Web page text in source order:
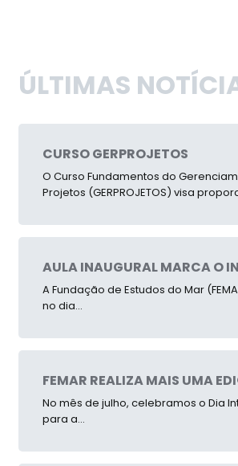
ÚLTIMAS
CURSO GERPROJETOS
O Curso Fundamentos do
Projetos (GERPROJETOS) visa
A Fundação de Estudos do Mar
no dia...
No mês de julho, celebramos o Dia
para a...